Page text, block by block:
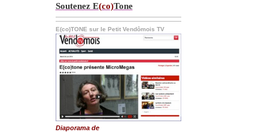
Soutenez E(co)Tone
E(co)TONE sur le Petit Vendômois TV
Diaporama de